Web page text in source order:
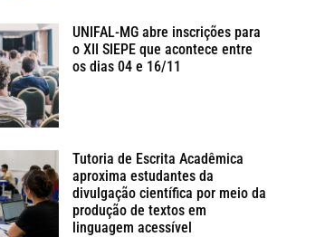
UNIFAL-MG abre inscrições para
o XII SIEPE que acontece entre
os dias 04 e 16/11
Tutoria de Escrita Acadêmica
aproxima estudantes da
divulgação científica por meio da
produção de textos em
linguagem acessível